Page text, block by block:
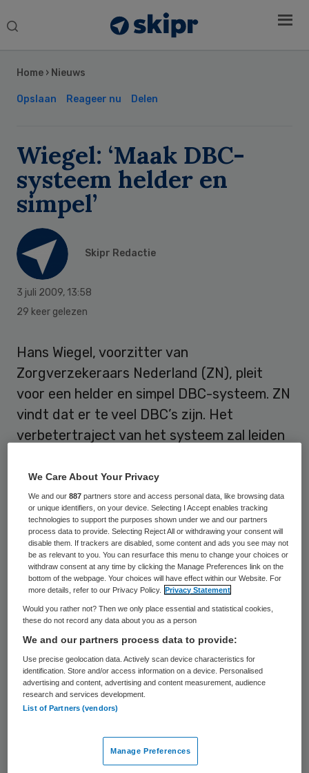
Search
Home › Nieuws
Opslaan Reageer nu Delen
Wiegel: ‘Maak DBC-
systeem helder en
simpel’
Skipr Redactie
3 juli 2009, 13:58
29 keer gelezen
Hans Wiegel, voorzitter van
Zorgverzekeraars Nederland (ZN), pleit
voor een helder en simpel DBC-systeem. ZN
vindt dat er te veel DBC’s zijn. Het
verbetertraject van het systeem zal leiden
jubileumcongres van DBC Onderhoud de
ontwikkelingen rondom het DBC-systeem
positief te vinden.
Testgegevens van groot belang
Wiegel wil dat er heldere producten komen
die kunnen aangeven welke behandeling
noodzakelijk is. Hierin moeten de laatste
wetenschappelijke ontwikkelingen zijn
opgenomen. Daarnaast moet er volgens
Wiegeltijd worden ingepland in het
financiële effecten.ZN: “Een systeem dat
niet voldoende is getest, kan
Sidebar
We Care About Your Privacy
We and our887 partners store and access personal data, like browsing data
or unique identifiers, on your device. Selecting I Accept enables tracking
technologies to support the purposes shown under we and our partners
process data to provide. Selecting Reject All or withdrawing your consent will
disable them. If trackers are disabled, some content and ads you see may not
be as relevant to you. You can resurface this menu to change your choices or
withdraw consent at any time by clicking the Manage Preferences link on the
bottom of the webpage. Your choices will have effect within our Website. For
more details, refer to our Privacy Policy.
Privacy Statement
Would you rather not? Then we only place essential and statistical cookies,
these do not record any data about you as a person
We and our partners process data to provide:
Use precise geolocation data. Actively scan device characteristics for
identification. Store and/or access information on a device. Personalised
advertising and content, advertising and content measurement, audience
research and services development.
List of Partners (vendors)
Manage Preferences